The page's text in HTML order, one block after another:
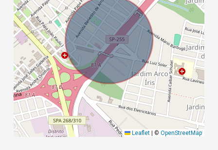
Leaflet © OpenStreetMap